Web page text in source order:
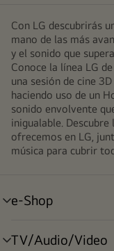
Con LG descubrirás
mano de las más
y el sonido que
Conoce la línea LG
una sesión de cine
haciendo uso de un
sonido envolvente
inigualable.
ofrecemos en LG,
música para cubrir
e-Shop
alternar
TV/Audio/Video
alternar